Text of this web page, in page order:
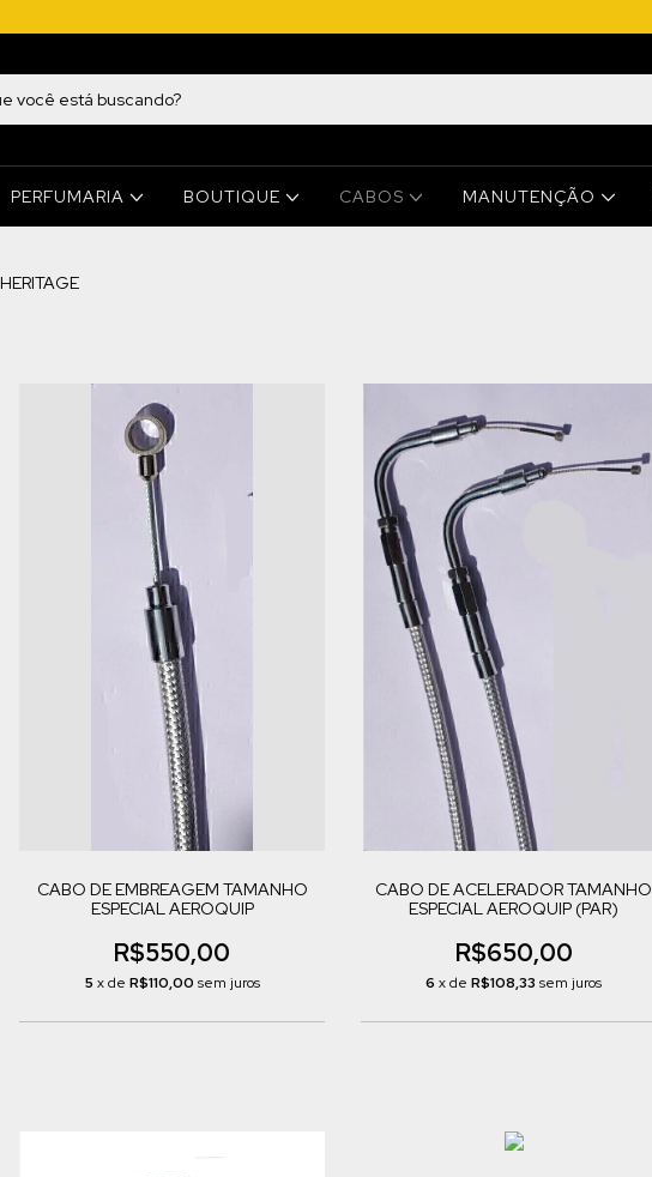
PERFUMARIA BOUTIQUE CABOS MANUTENÇÃO
HERITAGE
CABO DE EMBREAGEM TAMANHO
ESPECIAL AEROQUIP
R$550,00
5 x de R$110,00 sem juros
CABO DE ACELERADOR TAMANHO
ESPECIAL AEROQUIP (PAR)
R$650,00
6 x de R$108,33 sem juros